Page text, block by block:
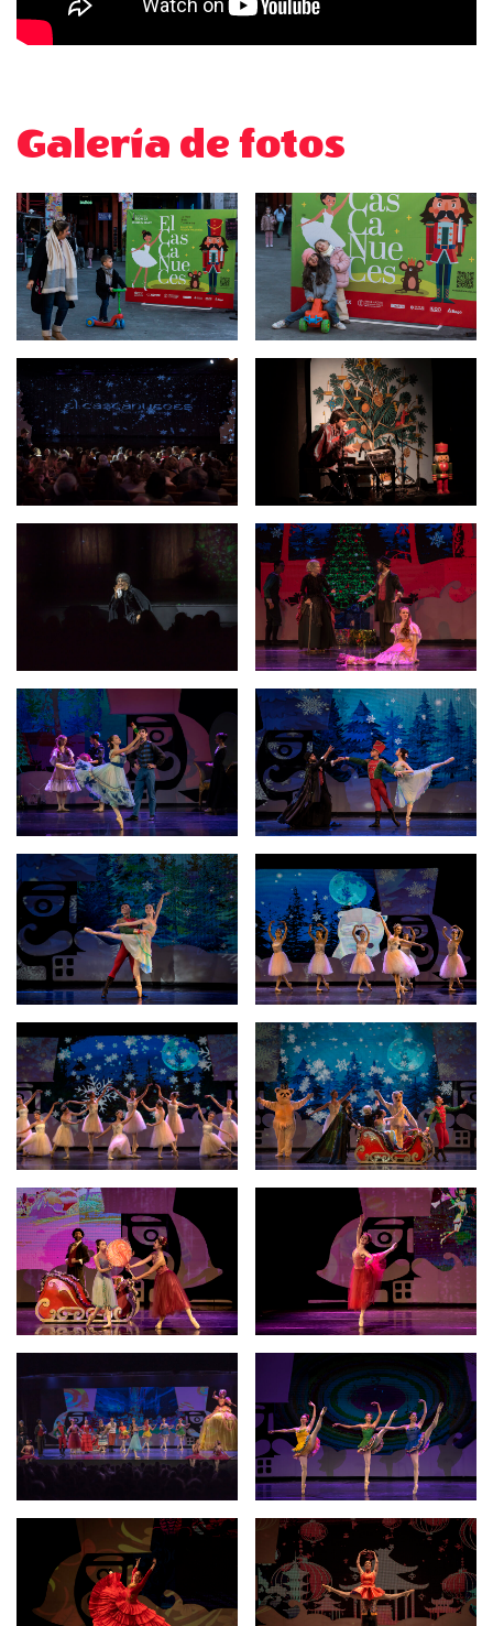
Galería de fotos